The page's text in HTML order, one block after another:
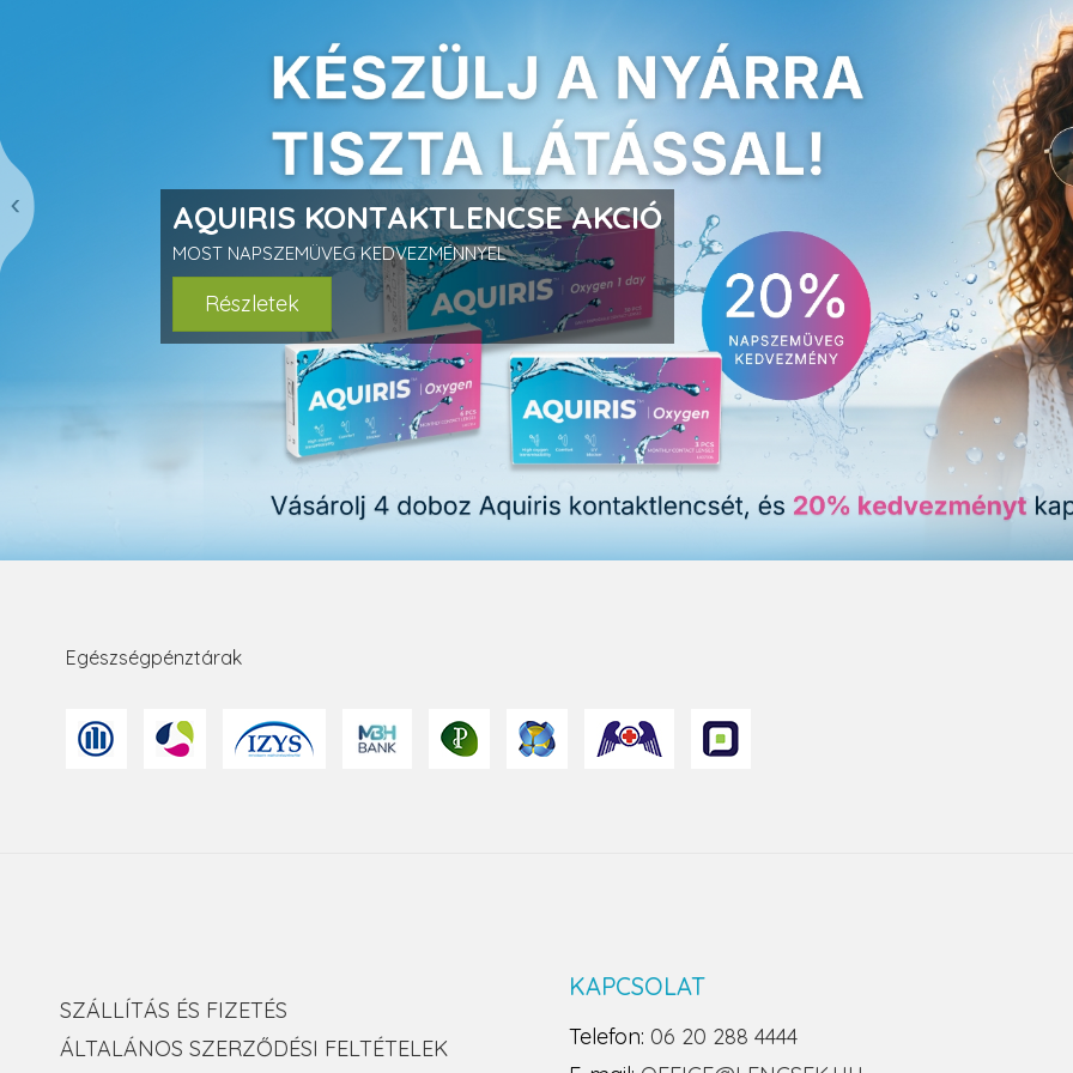
AQUIRIS KONTAKTLENCSE AKCIÓ
MOST NAPSZEMÜVEG KEDVEZMÉNNYEL
Részletek
prev
Egészségpénztárak
SZÁLLÍTÁS ÉS FIZETÉS
ÁLTALÁNOS SZERZŐDÉSI FELTÉTELEK
KAPCSOLAT
Telefon: 06 20 288 4444